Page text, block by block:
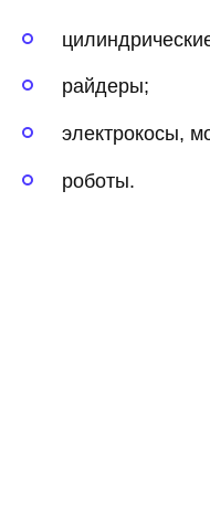
райдеры;
электрокосы,
роботы.